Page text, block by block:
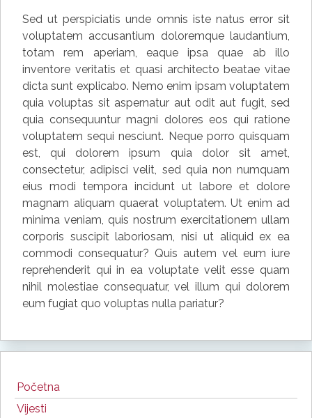
Sed ut perspiciatis unde omnis iste natus error sit
voluptatem accusantium doloremque laudantium,
totam rem aperiam, eaque ipsa quae ab illo
inventore veritatis et quasi architecto beatae vitae
dicta sunt explicabo. Nemo enim ipsam voluptatem
quia voluptas sit aspernatur aut odit aut fugit, sed
quia consequuntur magni dolores eos qui ratione
voluptatem sequi nesciunt. Neque porro quisquam
est, qui dolorem ipsum quia dolor sit amet,
consectetur, adipisci velit, sed quia non numquam
eius modi tempora incidunt ut labore et dolore
magnam aliquam quaerat voluptatem. Ut enim ad
minima veniam, quis nostrum exercitationem ullam
corporis suscipit laboriosam, nisi ut aliquid ex ea
commodi consequatur? Quis autem vel eum iure
reprehenderit qui in ea voluptate velit esse quam
nihil molestiae consequatur, vel illum qui dolorem
eum fugiat quo voluptas nulla pariatur?
Početna
Vijesti